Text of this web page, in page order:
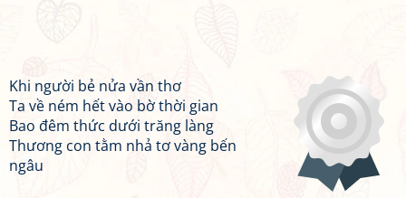
Khi người bẻ nửa vần thơ
Ta về ném hết vào bờ thời gian
Bao đêm thức dưới trăng làng
Thương con tằm nhả tơ vàng bến
ngâu